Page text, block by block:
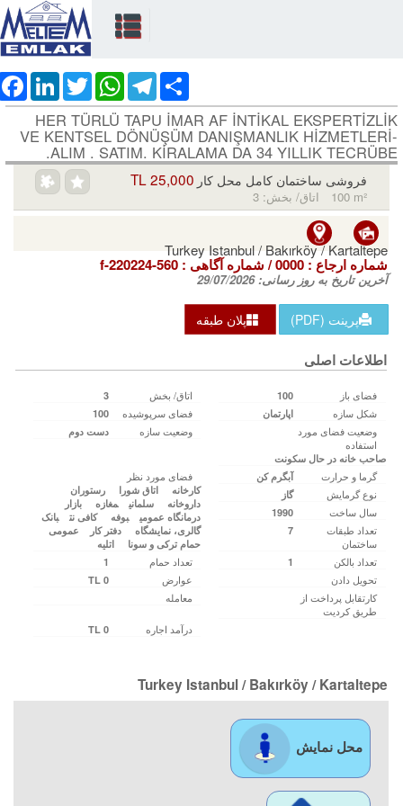
LinkedIn TwitterWhatsAppTelegram Share
HER TÜRLÜ TAPU İMAR AF İNTİKAL EKSPERTİZLİK
VE KENTSEL DÖNÜŞÜM DANIŞMANLIK HİZMETLERİ-
ALIM . SATIM. KİRALAMA DA 34 YILLIK TECRÜBE.
فروشی ساختمان کامل محل کار 25,000 TL
100 m² اتاق/ بخش: 3
Turkey Istanbul / Bakırköy/ Kartaltepe
شماره ارجاع : 0000/ شماره آگاهی‌ : f-220224-560
آخرین تاریخ به روز رسانی:29/07/2026
پرینت (PDF) پلان طبقه
اطلاعات اصلی
اتاق/ بخش 3 فضای باز 100
فضای سرپوشیده 100 شکل سازه اپارتمان
وضعیت سازه دست دوم
وضعیت فضای مورد
استفاده
صاحب خانه در حال سکونت
فضای مورد نظر
کارخانه‌‌ اتاق شورا
رستوران
داروخانه
سلمانی مغازه
بازار
درمانگاه عمومی
بوفه کافی‌ نت
بانک
گالری، نمایشگاه
دفتر کار
عمومی
حمام ترکی‌ و سونا
اتلیه
گرما و حرارت آبگرم کن
نوع گرمایش گاز
سال ساخت 1990
تعداد طبقات
ساختمان
7
تعداد حمام 1 تعداد بالکن 1
عوارض 0 TL
تحویل دادن
معامله
کارتقابل پرداخت از
طریق کردیت
درآمد اجاره
0 TL
Turkey Istanbul / Bakırköy / Kartaltepe
محل نمایش